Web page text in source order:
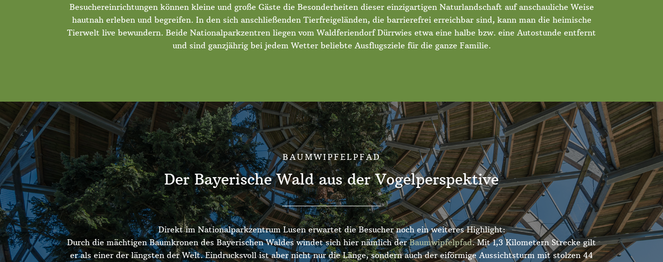
Besuchereinrichtungen können kleine und große Gäste die Besonderheiten dieser einzigartigen Naturlandschaft auf anschauliche Weise
hautnah erleben und begreifen. In den sich anschließenden Tierfreigeländen, die barrierefrei erreichbar sind, kann man die heimische
Tierwelt live bewundern. Beide Nationalparkzentren liegen vom Waldferiendorf Dürrwies etwa eine halbe bzw. eine Autostunde entfernt
und sind ganzjährig bei jedem Wetter beliebte Ausflugsziele für die ganze Familie.
BAUMWIPFELPFAD
Der Bayerische Wald aus der Vogelperspektive
Direkt im Nationalparkzentrum Lusen erwartet die Besucher noch ein weiteres Highlight:
Durch die mächtigen Baumkronen des Bayerischen Waldes windet sich hier nämlich derBaumwipfelpfad. Mit 1,3 Kilometern Strecke gilt
er als einer der längsten der Welt. Eindrucksvoll ist aber nicht nur die Länge, sondern auch der eiförmige Aussichtsturm mit stolzen 44